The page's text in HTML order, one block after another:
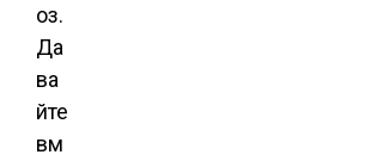
оз.
Да
ва
йте
вм